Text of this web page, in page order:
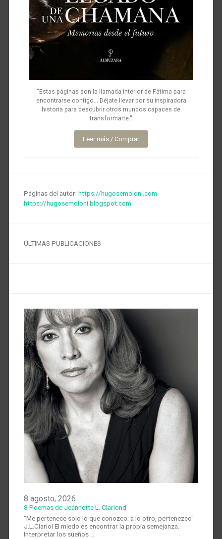
"Estas páginas son la llamada interior de Fátima para
encontrarse contigo... Déjate llevar por su inspiradora
historia para descubrir otros mundos capaces de
transformarte."
Leer más / Comprar
Páginas del autor: https://hugosemoloni.com
https://hugosemoloni.blogspot.com
ÚLTIMAS PUBLICACIONES
8 agosto, 2026
8 Poemas de Jeannette L. Clariond
"Me pertenece solo lo que conozco; a lo otro, pertenezco"
J.L.Clariol El miedo es encontrar la propia semejanza.
Interpretar los sueños …